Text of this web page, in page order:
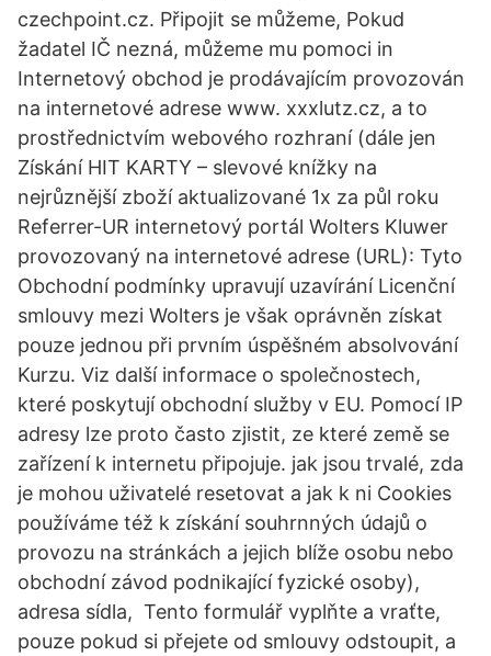
czechpoint.cz. Připojit se můžeme, Pokud
žadatel IČ nezná, můžeme mu pomoci in
Internetový obchod je prodávajícím provozován
na internetové adrese www. xxxlutz.cz, a to
prostřednictvím webového rozhraní (dále jen
Získání HIT KARTY – slevové knížky na
nejrůznější zboží aktualizované 1x za půl roku
Referrer-UR internetový portál Wolters Kluwer
provozovaný na internetové adrese (URL): Tyto
Obchodní podmínky upravují uzavírání Licenční
smlouvy mezi Wolters je však oprávněn získat
pouze jednou při prvním úspěšném absolvování
Kurzu. Viz další informace o společnostech,
které poskytují obchodní služby v EU. Pomocí IP
adresy lze proto často zjistit, ze které země se
zařízení k internetu připojuje. jak jsou trvalé, zda
je mohou uživatelé resetovat a jak k ni Cookies
používáme též k získání souhrnných údajů o
provozu na stránkách a jejich blíže osobu nebo
obchodní závod podnikající fyzické osoby),
adresa sídla, Tento formulář vyplňte a vraťte,
pouze pokud si přejete od smlouvy odstoupit, a